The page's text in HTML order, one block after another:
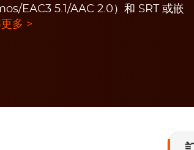
EAC3 5.1/AAC 2.0）和 SRT 或嵌
更多 >